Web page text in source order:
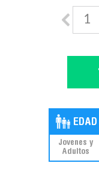
Jovenes y
Adultos